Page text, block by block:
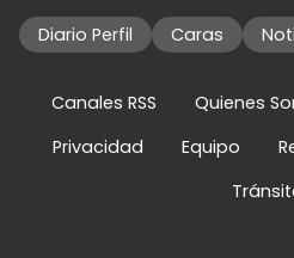
Diario Perfil Caras
Canales RSS Quienes
Privacidad
Equipo